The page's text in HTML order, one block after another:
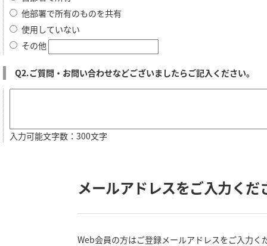
他部署で所有のものを共有
使用していない
その他
Q2.ご質問・お問い合わせなどございましたらご記入ください。
入力可能文字数：300文字
メールアドレスをご入力くだ
Web会員の方はご登録メールアドレスをご入力く